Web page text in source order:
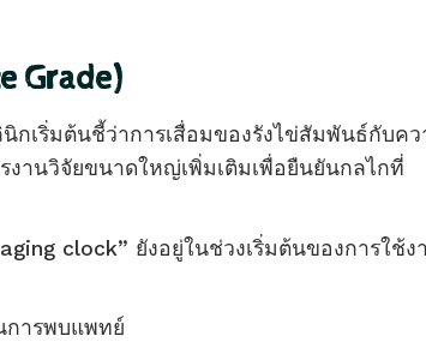
Grade)
กเริ่มต้นชี้ว่าการเสื่อมของรังไข่สัมพันธ์กับค
านวิจัยขนาดใหญ่เพิ่มเติมเพื่อยืนยันกลไกที่
clock” ยังอยู่ในช่วงเริ่มต้นของการใช้ง
การพบแพทย์